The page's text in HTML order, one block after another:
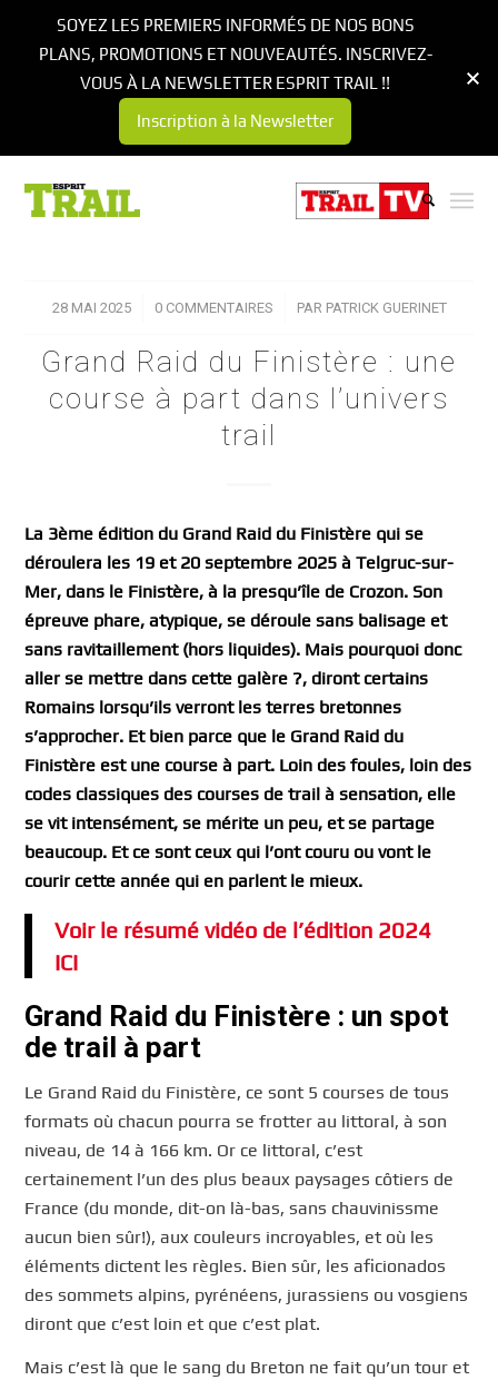
28 MAI 2025
/ 0 COMMENTAIRES
/ PAR PATRICK GUERINET
Grand Raid du Finistère : une
course à part dans l’univers
trail
La 3ème édition du Grand Raid du Finistère qui se
déroulera les 19 et 20 septembre 2025 à Telgruc-sur-
Mer, dans le Finistère, à la presqu’île de Crozon. Son
épreuve phare, atypique, se déroule sans balisage et
sans ravitaillement (hors liquides). Mais pourquoi donc
aller se mettre dans cette galère ?, diront certains
Romains lorsqu’ils verront les terres bretonnes
s’approcher. Et bien parce que le Grand Raid du
Finistère est une course à part. Loin des foules, loin des
codes classiques des courses de trail à sensation, elle
se vit intensément, se mérite un peu, et se partage
beaucoup. Et ce sont ceux qui l’ont couru ou vont le
courir cette année qui en parlent le mieux.
Voir le résumé vidéo de l’édition 2024
ICI
Grand Raid du Finistère : un spot
de trail à part
Le Grand Raid du Finistère, ce sont 5 courses de tous
formats où chacun pourra se frotter au littoral, à son
niveau, de 14 à 166 km. Or ce littoral, c’est
certainement l’un des plus beaux paysages côtiers de
France (du monde, dit-on là-bas, sans chauvinissme
aucun bien sûr!), aux couleurs incroyables, et où les
éléments dictent les règles. Bien sûr, les aficionados
des sommets alpins, pyrénéens, jurassiens ou vosgiens
diront que c’est loin et que c’est plat.
Mais c’est là que le sang du Breton ne fait qu’un tour et
SOYEZ LES PREMIERS INFORMÉS DE NOS BONS
PLANS, PROMOTIONS ET NOUVEAUTÉS. INSCRIVEZ-
VOUS À LA NEWSLETTER ESPRIT TRAIL !!
Inscription à la Newsletter